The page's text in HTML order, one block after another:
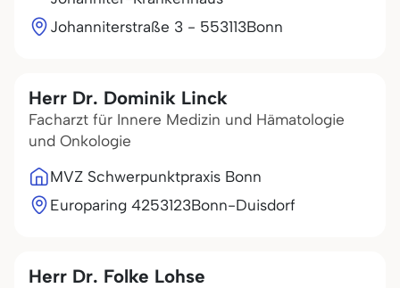
Johanniterstraße 3 - 553113Bonn
Herr Dr. Dominik Linck
Facharzt für Innere Medizin und Hämatologie
und Onkologie
MVZ Schwerpunktpraxis Bonn
Europaring 4253123Bonn-Duisdorf
Herr Dr. Folke Lohse